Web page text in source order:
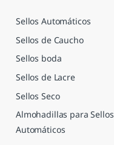
Sellos Automáticos
Sellos de Caucho
Sellos boda
Sellos de Lacre
Sellos Seco
Almohadillas para Sellos
Automáticos